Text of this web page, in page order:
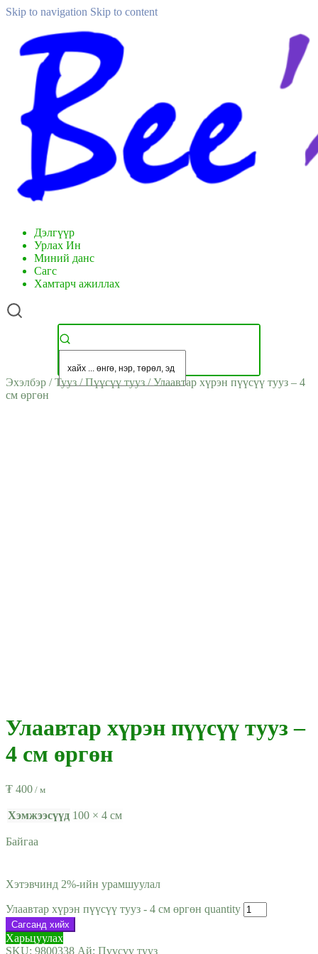
Skip to navigation Skip to content
Дэлгүүр
Урлах Ин
Миний данс
Сагс
Хамтарч ажиллах
Эхэлбэр /Тууз /Пүүсүү тууз /Улаавтар хүрэн пүүсүү тууз – 4
см өргөн
Улаавтар хүрэн пүүсүү тууз –
4 см өргөн
₮ 400 / м
Хэмжээсүүд 100 × 4 см
Байгаа
Хэтэвчинд 2%-ийн урамшуулал
Улаавтар хүрэн пүүсүү тууз - 4 см өргөн quantity
Сагсанд хийх
Харьцуулах
SKU: 9800338 Ай: Пүүсүү тууз